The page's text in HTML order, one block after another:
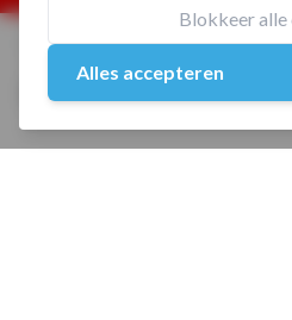
Blokkeer alle
Alles accepteren
Home / Rubber Clubbells
Rubber Clubbells